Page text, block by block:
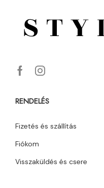
RENDELÉS
Fizetés és szállítás
Fiókom
Visszaküldés és csere